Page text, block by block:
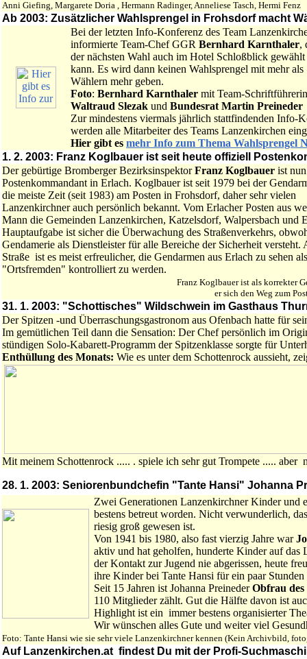
Anni Giefing, Margarete Doria , Hermann Radinger, Anneliese Tasch, Hermi Fenz
Ab 2003: Zusätzlicher Wahlsprengel in Frohsdorf macht
Bei der letzten Info-Konferenz des Team
informierte Team-Chef GGR Bernhard Karnthaler,
der nächsten Wahl auch im Hotel Schloßblick
kann. Es wird dann keinen Wahlsprengel mit mehr als
Wählern mehr geben.
Foto: Bernhard Karnthaler mit Team-Schriftführerin
Waltraud Slezak und Bundesrat Martin Preineder
Zur mindestens viermals jährlich stattfindenden Info-
werden alle Mitarbeiter des Teams Lanzenkirchen
Hier gibt es mehr Info zum Thema Wahlsprengel
1. 2. 2003: Franz Koglbauer ist seit heute offiziell
Der gebürtige Bromberger BezirksinspektorFranz Koglbauer ist
Postenkommandant in Erlach. Koglbauer ist seit 1979 bei der
die meiste Zeit (seit 1983) am Posten in Frohsdorf, daher sehr vielen
Lanzenkirchner auch persönlich bekannt. Vom Erlacher Posten aus
Mann die Gemeinden Lanzenkirchen, Katzelsdorf, Walpersbach und
Hauptaufgabe ist sicher die Überwachung des Straßenverkehrs,
Gendamerie als Dienstleister für alle Bereiche der Sicherheit versteht.
Straße ist es meist erfreulicher, die Gendarmen aus Erlach zu sehen
"Ortsfremden" kontrolliert zu werden.
Franz Koglbauer ist als korrekter
er sich den Weg zum
31. 1. 2003: "Schottisches" Wildschwein im Gasthaus
Der Spitzen -und Überraschungsgastronom aus Ofenbach hatte für
Im gemütlichen Teil dann die Sensation: Der Chef persönlich im
stündigen Solo-Kabarett-Programm der Spitzenklasse sorgte für
Enthüllung des Monats: Wie es unter dem Schottenrock aussieht,
Mit meinem Schottenrock ..... . spiele ich sehr gut Trompete .....
28. 1. 2003: Seniorenbundchefin "Tante Hansi" Johanna
Zwei Generationen Lanzenkirchner Kinder und
bestens betreut worden. Nicht verwunderlich,
riesig groß gewesen ist.
Von 1941 bis 1980, also fast vierzig Jahre war
aktiv und hat geholfen, hunderte Kinder auf das
der Kontakt zur Jugend nie abgerissen, heute
ihre Kinder bei Tante Hansi für ein paar Stunden
Seit 15 Jahren ist Johanna PreinederObfrau
110 Mitglieder zählt. Gut die Hälfte davon ist
Highlight ist ein immer bestens organisierter
Wir wünschen alles Gute und weiter viel
Foto: Tante Hansi wie sie sehr viele Lanzenkirchner kennen (Kein Archivbild,
Auf Lanzenkirchen.at findest Du mit der Profi-